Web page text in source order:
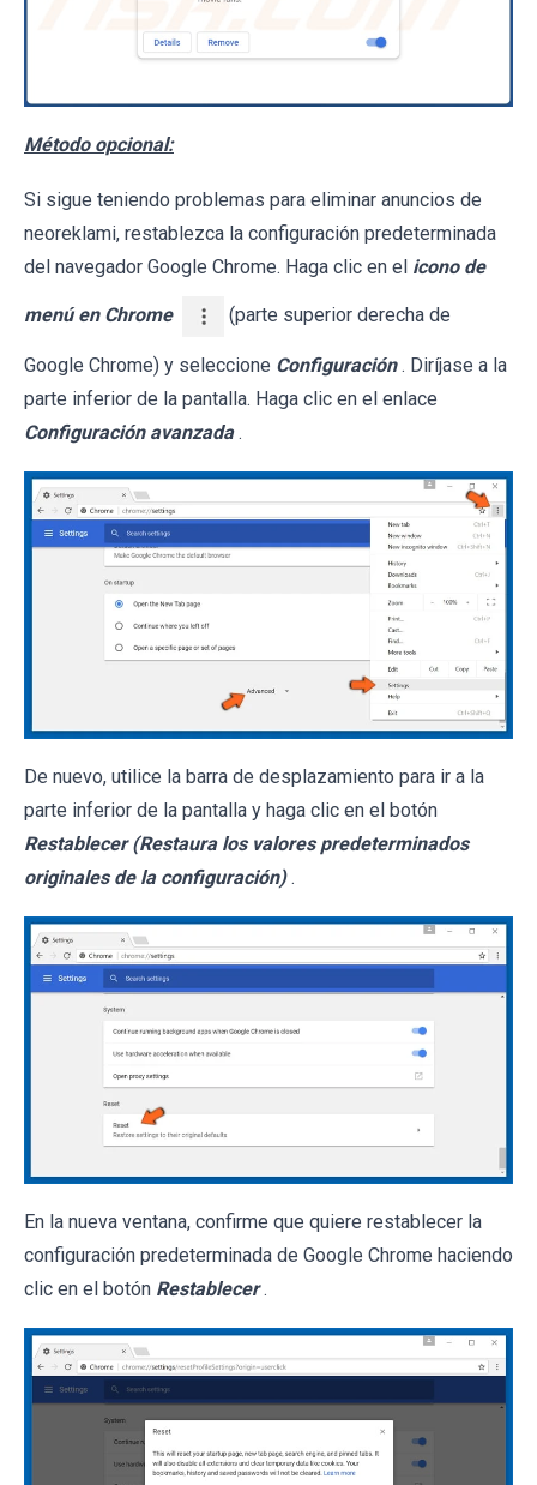
Método opcional:
Si sigue teniendo problemas para eliminar anuncios de
neoreklami, restablezca la configuración predeterminada
del navegador Google Chrome. Haga clic en el icono de
menú en Chrome (parte superior derecha de
Google Chrome) y seleccione Configuración . Diríjase a la
parte inferior de la pantalla. Haga clic en el enlace
Configuración avanzada .
De nuevo, utilice la barra de desplazamiento para ir a la
parte inferior de la pantalla y haga clic en el botón
Restablecer (Restaura los valores predeterminados
originales de la configuración) .
En la nueva ventana, confirme que quiere restablecer la
configuración predeterminada de Google Chrome haciendo
clic en el botón Restablecer .